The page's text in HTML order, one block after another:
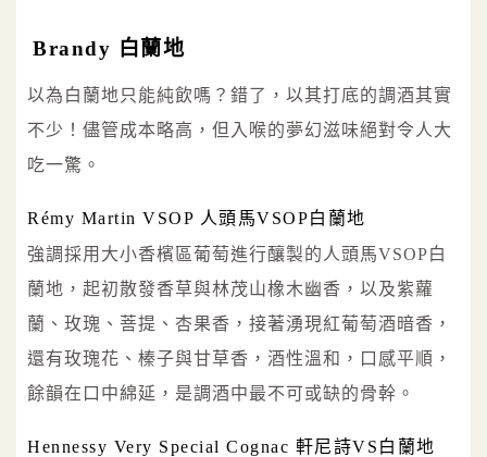
Brandy 白蘭地
以為白蘭地只能純飲嗎？錯了，以其打底的調酒其實
不少！儘管成本略高，但入喉的夢幻滋味絕對令人大
吃一驚。
Rémy Martin VSOP 人頭馬VSOP白蘭地
強調採用大小香檳區葡萄進行釀製的人頭馬VSOP白
蘭地，起初散發香草與林茂山橡木幽香，以及紫蘿
蘭、玫瑰、菩提、杏果香，接著湧現紅葡萄酒暗香，
還有玫瑰花、榛子與甘草香，酒性溫和，口感平順，
餘韻在口中綿延，是調酒中最不可或缺的骨幹。
Hennessy Very Special Cognac 軒尼詩VS白蘭地